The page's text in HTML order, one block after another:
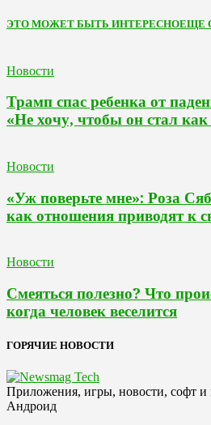
ЭТО МОЖЕТ БЫТЬ ИНТЕРЕСНОЕЩЕ
Новости
Трамп спас ребенка от
«Не хочу, чтобы он стал
Новости
«Уж поверьте мне»: Роза
как отношения приводят к
Новости
Смеяться полезно? Что
когда человек веселится
ГОРЯЧИЕ НОВОСТИ
Приложения, игры, новости, софт и
Андроид